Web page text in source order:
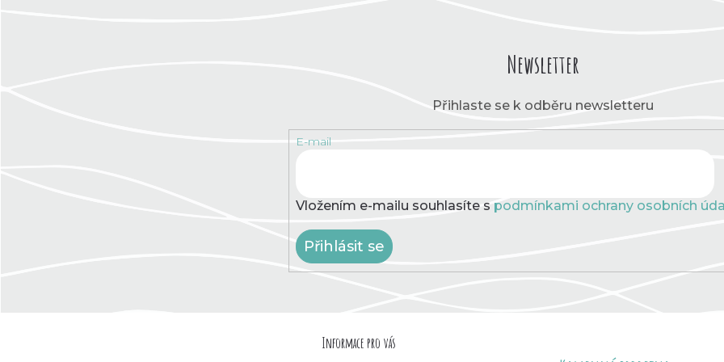
Newsletter
Přihlaste se k odběru newsletteru
E-mail
Vložením e-mailu souhlasíte s podmínkami ochrany osobních
Přihlásit se
Informace pro vás